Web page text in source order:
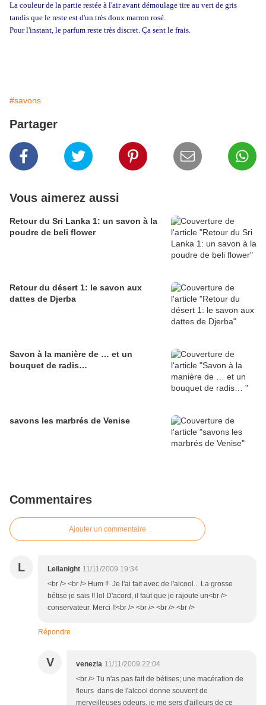
La couleur de la partie restée à l'air avant démoulage tire au vert de gris
tandis que le reste est d'un très doux marron rosé.
Pour l'instant, le parfum reste très discret. Ça sent le frais.
#savons
Partager
Vous aimerez aussi
Retour du Sri Lanka 1: un savon à la
poudre de beli flower
Retour du désert 1: le savon aux
dattes de Djerba
Savon à la manière de … et un
bouquet de radis…
savons les marbrés de Venise
Commentaires
Ajouter un commentaire
L Leilanight 11/11/2009 19:34
<br /> <br /> Hum !! Je l'ai fait avec de l'alcool... La grosse
bétise je sais !! lol D'acord, il faut que je rajoute un<br />
conservateur. Merci !!<br /> <br /> <br /> <br />
Répondre
V venezia 11/11/2009 22:04
<br /> Tu n'as pas fait de bétises; une macération de
fleurs dans de l'alcool donne souvent de
merveilleuses odeurs, je me sers d'ailleurs de ce